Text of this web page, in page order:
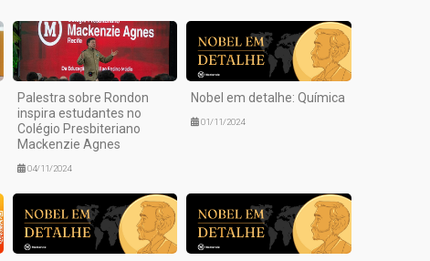
Palestra sobre Rondon
inspira estudantes no
Colégio Presbiteriano
Mackenzie Agnes
04/11/2024
Nobel em detalhe: Química
01/11/2024